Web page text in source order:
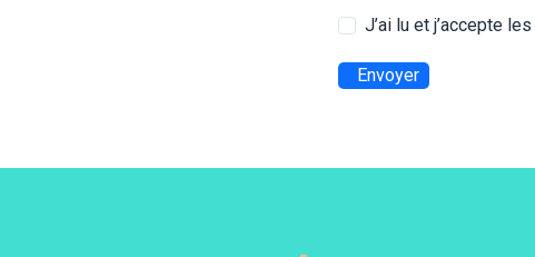
J’ai lu et j’accepte les
Envoyer